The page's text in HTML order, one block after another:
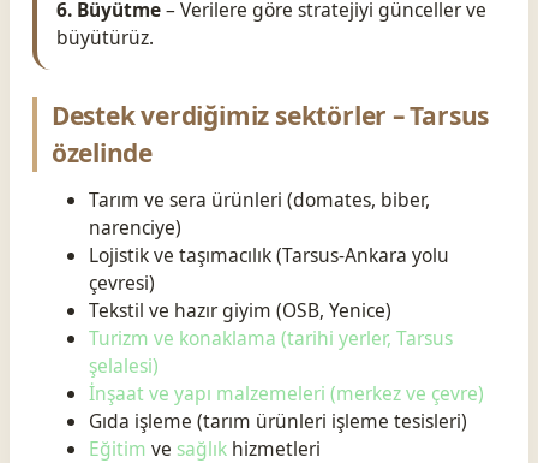
6. Büyütme– Verilere göre stratejiyi günceller ve
büyütürüz.
Destek verdiğimiz sektörler – Tarsus
özelinde
Tarım ve sera ürünleri (domates, biber,
narenciye)
Lojistik ve taşımacılık (Tarsus-Ankara yolu
çevresi)
Tekstil ve hazır giyim (OSB, Yenice)
Turizm ve konaklama (tarihi yerler, Tarsus
şelalesi)
İnşaat ve yapı malzemeleri (merkez ve çevre)
Gıda işleme (tarım ürünleri işleme tesisleri)
Eğitim ve sağlıkhizmetleri